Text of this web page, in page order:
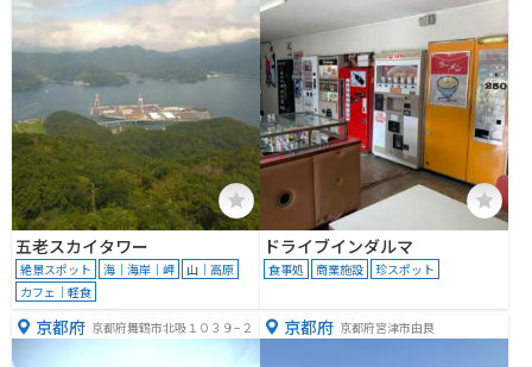
五老スカイタワー
絶景スポット 海｜海岸｜岬
山｜高原
カフェ｜軽食
ドライブインダルマ
食事処 商業施設 珍スポット
京都府 京都府舞鶴市北吸１０３９−２ 京都府 京都府宮津市由良